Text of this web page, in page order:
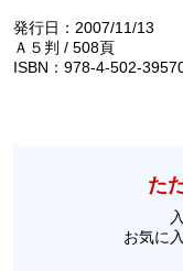
発行日：2007/11/13
Ａ５判 / 508頁
ISBN：978-4-502-
た
お気に